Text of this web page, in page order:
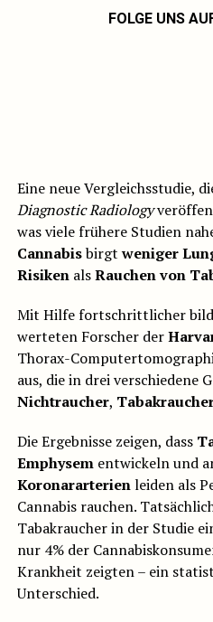
FOLGE UNS
Eine neue Vergleichsstudie,
Diagnostic Radiology
was viele frühere Studien
Cannabisbirgtweniger
RisikenalsRauchen von
Mit Hilfe fortschrittlicher
werteten Forscher der
Thorax-
aus, die in drei verschiedene
Nichtraucher,
Die Ergebnisse zeigen, dass
Emphysementwickeln und
Koronararterienleiden als
Cannabis rauchen.
Tabakraucher in der Studie
nur 4% der
Krankheit zeigten – ein
Unterschied.